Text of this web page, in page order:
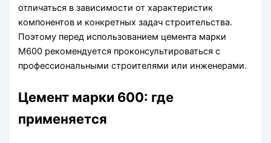
отличаться в зависимости от характеристик
компонентов и конкретных задач строительства.
Поэтому перед использованием цемента марки
М600 рекомендуется проконсультироваться с
профессиональными строителями или инженерами.
Цемент марки 600: где
применяется